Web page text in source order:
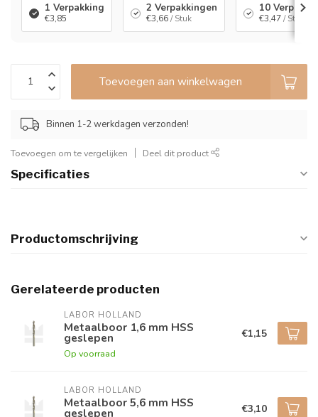
1 Verpakking
€3,85
2 Verpakkingen
€3,66/ Stuk
10
€3,47/ Stuk
Toevoegen aan winkelwagen
Binnen 1-2 werkdagen verzonden!
Toevoegen om te vergelijken Deel dit product
Specificaties
Productomschrijving
Gerelateerde producten
LABOR HOLLAND
Metaalboor 1,6 mm HSS
geslepen
Op voorraad
€1,15
LABOR HOLLAND
Metaalboor 5,6 mm HSS
geslepen €3,10